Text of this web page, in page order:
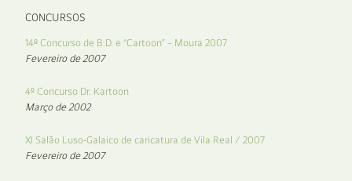
CONCURSOS
14º Concurso de B.D. e “Cartoon” – Moura 2007
Fevereiro de 2007
4º Concurso Dr. Kartoon
Março de 2002
XI Salão Luso-Galaico de caricatura de Vila Real / 2007
Fevereiro de 2007